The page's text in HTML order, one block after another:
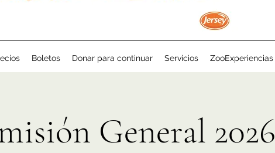
Boletos Donar para continuar Servicios ZooExperiencias
General 2026